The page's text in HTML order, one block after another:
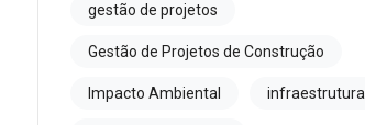
gestão de projetos
Gestão de Projetos de Construção
Impacto Ambiental infraestrutura